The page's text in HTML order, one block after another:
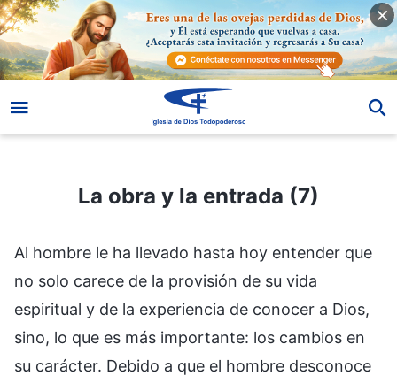
La obra y la entrada (7)
Al hombre le ha llevado hasta hoy entender que
no solo carece de la provisión de su vida
espiritual y de la experiencia de conocer a Dios,
sino, lo que es más importante: los cambios en
su carácter. Debido a que el hombre desconoce